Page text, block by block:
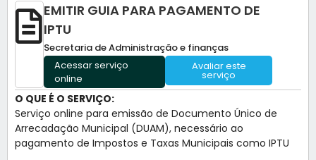
EMITIR GUIA PARA PAGAMENTO DE
IPTU
Secretaria de Administração e finanças
Acessar serviço
online
Avaliar este
serviço
O QUE É O SERVIÇO:
Serviço online para emissão de Documento Único de
Arrecadação Municipal (DUAM), necessário ao
pagamento de Impostos e Taxas Municipais como IPTU